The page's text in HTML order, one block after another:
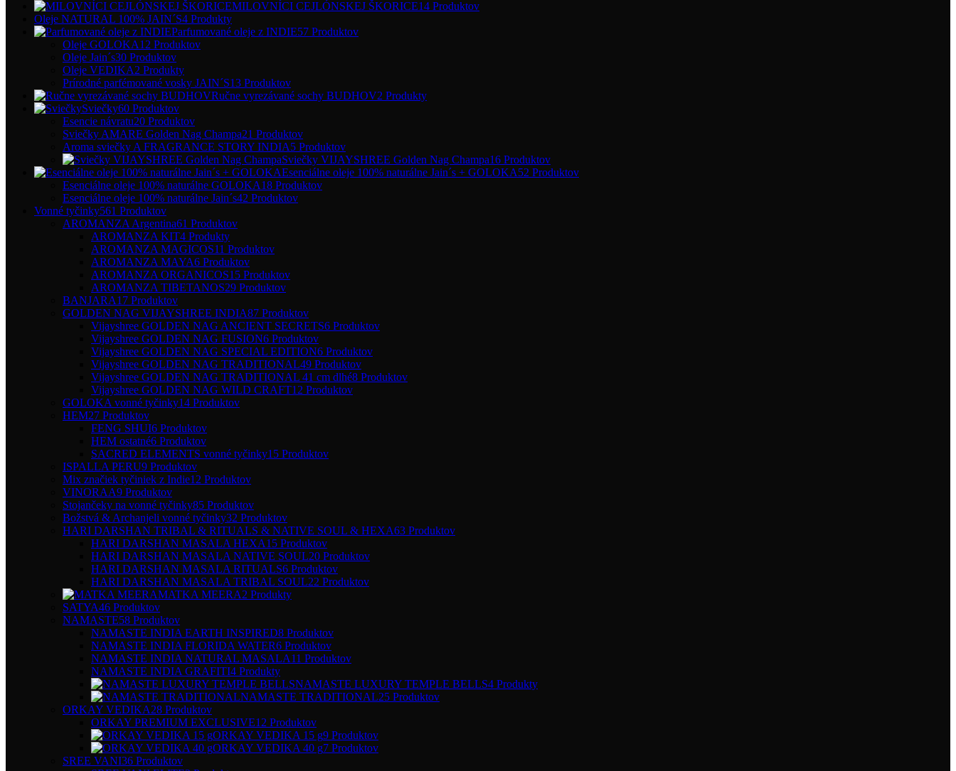
MILOVNÍCI CEJLÓNSKEJ ŠKORICE14 Produktov
Oleje NATURAL 100% JAIN´S4 Produkty
Parfumované oleje z INDIE57 Produktov
Oleje GOLOKA12 Produktov
Oleje Jain´s30 Produktov
Oleje VEDIKA2 Produkty
Prírodné parfémované vosky JAIN´S13 Produktov
Ručne vyrezávané sochy BUDHOV2 Produkty
Sviečky60 Produktov
Esencie návratu20 Produktov
Sviečky AMARE Golden Nag Champa21 Produktov
Aroma sviečky A FRAGRANCE STORY INDIA5 Produktov
Sviečky VIJAYSHREE Golden Nag Champa16 Produktov
Esenciálne oleje 100% naturálne Jain´s + GOLOKA52 Produktov
Esenciálne oleje 100% naturálne GOLOKA18 Produktov
Esenciálne oleje 100% naturálne Jain´s42 Produktov
Vonné tyčinky561 Produktov
AROMANZA Argentina61 Produktov
AROMANZA KIT4 Produkty
AROMANZA MAGICOS11 Produktov
AROMANZA MAYA6 Produktov
AROMANZA ORGANICOS15 Produktov
AROMANZA TIBETANOS29 Produktov
BANJARA17 Produktov
GOLDEN NAG VIJAYSHREE INDIA87 Produktov
Vijayshree GOLDEN NAG ANCIENT SECRETS6 Produktov
Vijayshree GOLDEN NAG FUSION6 Produktov
Vijayshree GOLDEN NAG SPECIAL EDITION6 Produktov
Vijayshree GOLDEN NAG TRADITIONAL49 Produktov
Vijayshree GOLDEN NAG TRADITIONAL 41 cm dlhé8 Produktov
Vijayshree GOLDEN NAG WILD CRAFT12 Produktov
GOLOKA vonné tyčinky14 Produktov
HEM27 Produktov
FENG SHUI6 Produktov
HEM ostatné6 Produktov
SACRED ELEMENTS vonné tyčinky15 Produktov
ISPALLA PERU9 Produktov
Mix značiek tyčiniek z Indie12 Produktov
VINORAA9 Produktov
Stojančeky na vonné tyčinky85 Produktov
Božstvá & Archanjeli vonné tyčinky32 Produktov
HARI DARSHAN TRIBAL & RITUALS & NATIVE SOUL & HEXA63 Produktov
HARI DARSHAN MASALA HEXA15 Produktov
HARI DARSHAN MASALA NATIVE SOUL20 Produktov
HARI DARSHAN MASALA RITUALS6 Produktov
HARI DARSHAN MASALA TRIBAL SOUL22 Produktov
MATKA MEERA2 Produkty
SATYA46 Produktov
NAMASTE58 Produktov
NAMASTE INDIA EARTH INSPIRED8 Produktov
NAMASTE INDIA FLORIDA WATER6 Produktov
NAMASTE INDIA NATURAL MASALA11 Produktov
NAMASTE INDIA GRAFITI4 Produkty
NAMASTE LUXURY TEMPLE BELLS4 Produkty
NAMASTE TRADITIONAL25 Produktov
ORKAY VEDIKA28 Produktov
ORKAY PREMIUM EXCLUSIVE12 Produktov
ORKAY VEDIKA 15 g9 Produktov
ORKAY VEDIKA 40 g7 Produktov
SREE VANI36 Produktov